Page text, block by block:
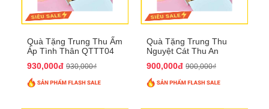
Quà Tặng Trung Thu Ấm
Áp Tình Thân QTTT04
930,000đ 930,000₫
Quà Tặng Trung Thu
Nguyệt Cát Thu An
900,000đ 900,000₫